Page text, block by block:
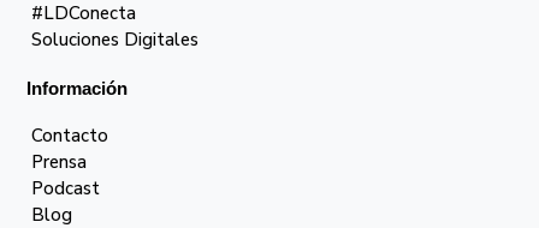
#LDConecta
Soluciones Digitales
Información
Contacto
Prensa
Podcast
Blog